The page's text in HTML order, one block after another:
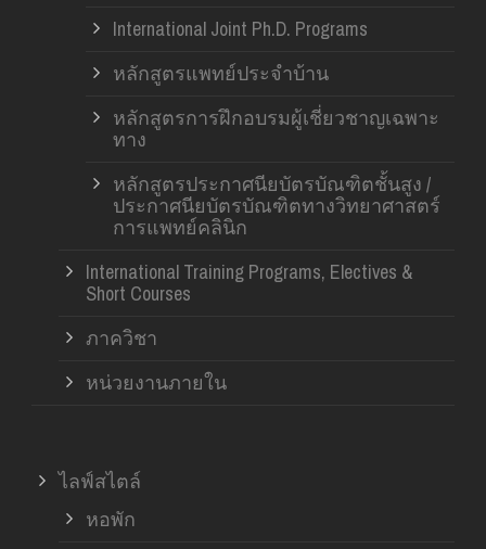
International Joint Ph.D. Programs
หลักสูตรแพทย์ประจำบ้าน
หลักสูตรการฝึกอบรมผู้เชี่ยวชาญเฉพาะ
ทาง
หลักสูตรประกาศนียบัตรบัณฑิตชั้นสูง /
ประกาศนียบัตรบัณฑิตทางวิทยาศาสตร์
การแพทย์คลินิก
International Training Programs, Electives &
Short Courses
ภาควิชา
หน่วยงานภายใน
ไลฟ์สไตล์
หอพัก